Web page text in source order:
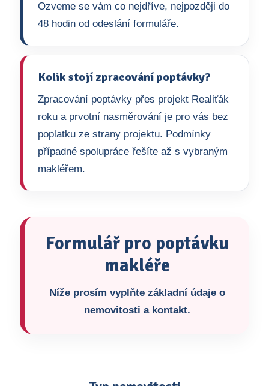
Ozveme se vám co nejdříve, nejpozději do
48 hodin od odeslání formuláře.
Kolik stojí zpracování poptávky?
Zpracování poptávky přes projekt Realiťák
roku a prvotní nasměrování je pro vás bez
poplatku ze strany projektu. Podmínky
případné spolupráce řešíte až s vybraným
makléřem.
Formulář pro poptávku
makléře
Níže prosím vyplňte základní údaje o
nemovitosti a kontakt.